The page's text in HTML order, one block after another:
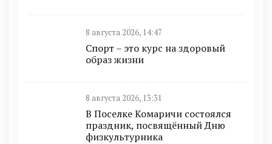
8 августа 2026, 14:47
Спорт – это курс на здоровый
образ жизни
8 августа 2026, 13:31
В Поселке Комаричи состоялся
праздник, посвящённый Дню
физкультурника